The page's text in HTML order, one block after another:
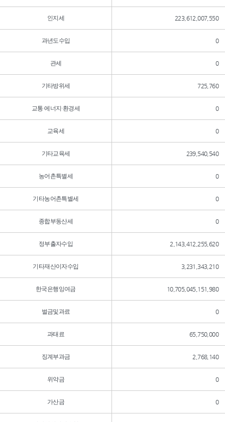
인지세 223,612,007,550
과년도수입 0
관세 0
기타방위세 725,760
교통·에너지·환경세 0
교육세 0
기타교육세 239,540,540
농어촌특별세 0
기타농어촌특별세 0
종합부동산세 0
정부출자수입 2,143,412,255,620
기타재산이자수입 3,231,343,210
한국은행잉여금 10,705,045,151,980
벌금및과료 0
과태료 65,750,000
징계부과금 2,768,140
위약금 0
가산금 0